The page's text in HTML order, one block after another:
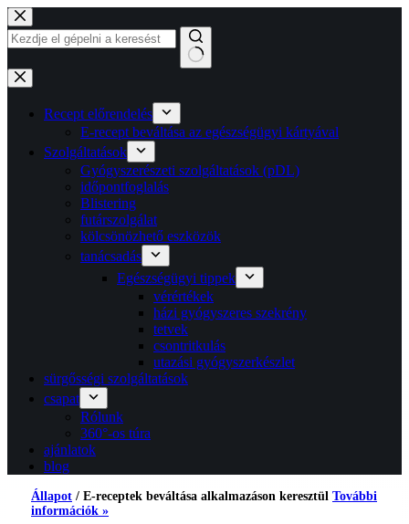
Ugrás
a
tartalomra
Nincs
találat
Recept előrendelés
E-recept beváltása az egészségügyi kártyával
Szolgáltatások
Gyógyszerészeti szolgáltatások (pDL)
időpontfoglalás
Blistering
futárszolgálat
kölcsönözhető eszközök
tanácsadás
Egészségügyi tippek
vérértékek
házi gyógyszeres szekrény
tetvek
csontritkulás
utazási gyógyszerkészlet
sürgősségi szolgáltatások
csapat
Rólunk
360°-os túra
ajánlatok
blog
Állapot / E-receptek beváltása alkalmazáson keresztül További
információk »